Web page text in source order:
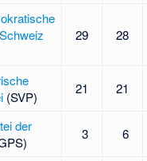
29 28
(SVP)
21 21
der
3 6